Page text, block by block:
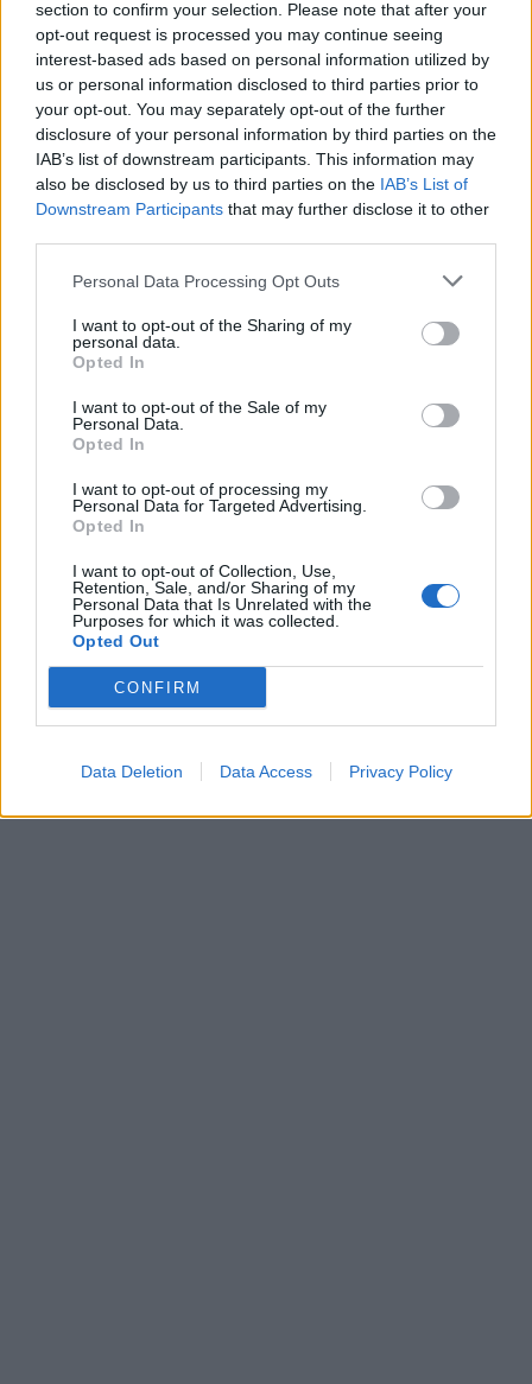
section to confirm your selection. Please note that after your
opt-out request is processed you may continue seeing
interest-based ads based on personal information utilized by
us or personal information disclosed to third parties prior to
your opt-out. You may separately opt-out of the further
disclosure of your personal information by third parties on the
IAB’s list of downstream participants. This information may
also be disclosed by us to third parties on the IAB’s List of
Downstream Participants that may further disclose it to other
Personal Data Processing Opt Outs
I want to opt-out of the Sharing of my
personal data.
Opted In
I want to opt-out of the Sale of my
Personal Data.
Opted In
I want to opt-out of processing my
Personal Data for Targeted Advertising.
Opted In
I want to opt-out of Collection, Use,
Retention, Sale, and/or Sharing of my
Personal Data that Is Unrelated with the
Purposes for which it was collected.
Opted Out
CONFIRM
Data Deletion Data Access Privacy Policy